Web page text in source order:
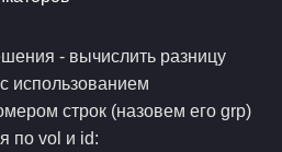
- вычислить разницу
использованием
строк (назовем его grp)
по vol и id: